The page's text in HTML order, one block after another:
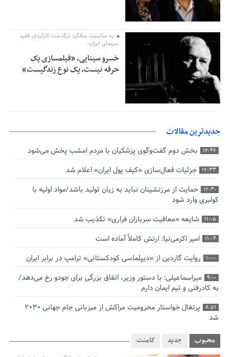
به مناسبت سالگرد درگذشت کارگردان فقید
سینمای ایران؛
خسرو سینایی، «فیلمسازی یک
حرفه نیست، یک نوع زندگیست»
جدیدترین مقالات
12:46 بخش دوم گفت‌وگوی پزشکیان با مردم امشب پخش می‌شود
12:33 جزئیات فعال‌سازی «کیف پول ایران» اعلام شد
12:30
حمایت از مرزنشینان نباید به زیان تولید باشد/مواد اولیه با
کولبری وارد شود
11:05 شایعه «معافیت سربازان فراری» تکذیب شد
11:04 امیر اکرمی‌نیا: ارتش کاملاً آماده است
10:00 روایت گاردین از «دیپلماسی کودکستانی» ترامپ در برابر ایران
9:00
میراسماعیلی: با دستور وزیر، اتفاق بزرگی برای جودو رخ می‌دهد/
به کادرفنی و تیم ایمان دارم
8:51
پرتغال خواستار محرومیت مراکش از میزبانی جام جهانی ۲۰۳۰
شد
فریدون جیرانی: اکبر عبدی حیف شدمحبوب جدید کامنت